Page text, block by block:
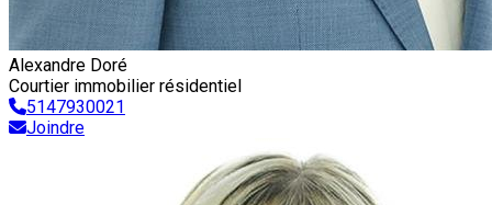
Alexandre Doré
Courtier immobilier résidentiel
5147930021
Joindre